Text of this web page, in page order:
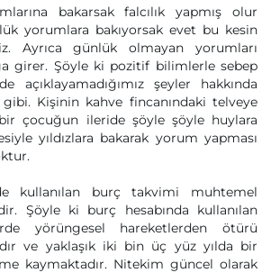
bakarsak falcılık yapmış olur
yorumlara bakıyorsak evet bu kesin
Ayrıca günlük olmayan yorumları
girer. Şöyle ki pozitif bilimlerle sebep
açıklayamadığımız şeyler hakkında
Kişinin kahve fincanındaki telveye
çocuğun ileride şöyle şöyle huylara
yıldızlara bakarak yorum yapması
kullanılan burç takvimi muhtemel
Şöyle ki burç hesabında kullanılan
yörüngesel hareketlerden ötürü
ve yaklaşık iki bin üç yüz yılda bir
kaymaktadır. Nitekim güncel olarak